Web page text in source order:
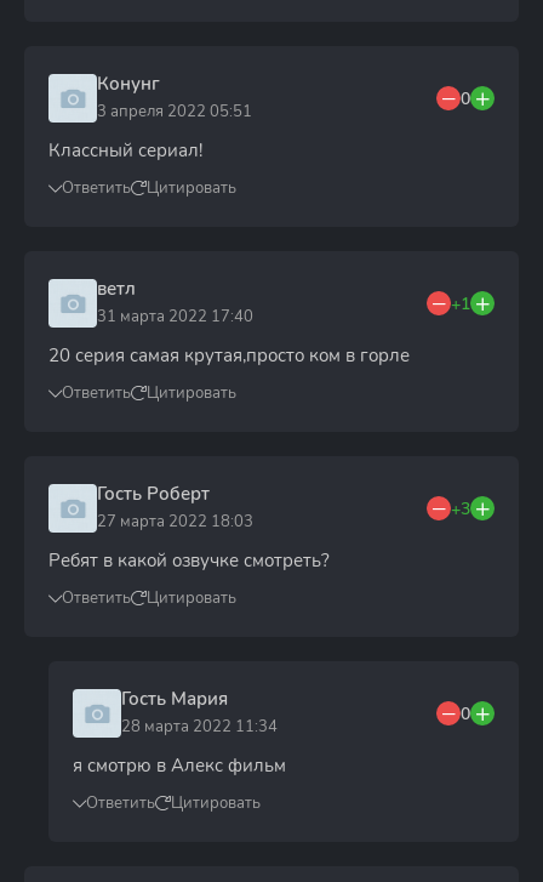
Конунг
3 апреля 2022 05:51
0
Классный сериал!
Ответить Цитировать
ветл
31 марта 2022 17:40
+1
20 серия самая крутая,просто ком в горле
Ответить Цитировать
Гость Роберт
27 марта 2022 18:03
+3
Ребят в какой озвучке смотреть?
Ответить Цитировать
Гость Мария
28 марта 2022 11:34
0
я смотрю в Алекс фильм
Ответить Цитировать